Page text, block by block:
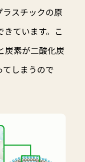
ラスチックの原
ています。こ
炭素が二酸化炭
てしまうので